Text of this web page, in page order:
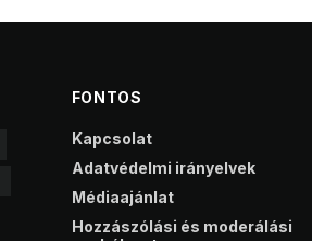
FONTOS
Kapcsolat
Adatvédelmi irányelvek
Médiaajánlat
Hozzászólási és moderálási